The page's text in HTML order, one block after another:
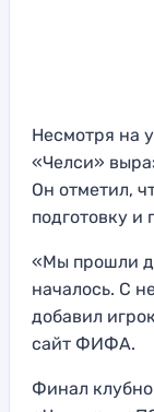
Несмотря на
«Челси»
Он отметил,
подготовку и
«Мы прошли
началось. С
добавил
сайт ФИФА.
Финал